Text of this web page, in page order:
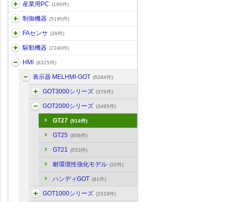
産業用PC (190件)
制御機器 (5195件)
FAセンサ (39件)
駆動機器 (7240件)
HMI (8325件)
表示器 MELHMI-GOT (8284件)
GOT3000シリーズ (376件)
GOT2000シリーズ (3495件)
GT27 (914件)
GT25 (856件)
GT21 (553件)
耐環境性強化モデル (32件)
ハンディGOT (81件)
GOT1000シリーズ (1519件)